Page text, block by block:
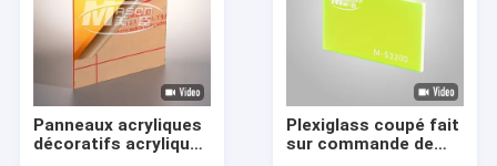
Panneaux acryliques
décoratifs acryliques
Plexiglass coupé fait
sur commande de